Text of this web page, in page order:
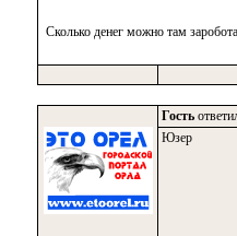
Сколько денег можно там
Гость
Юзер